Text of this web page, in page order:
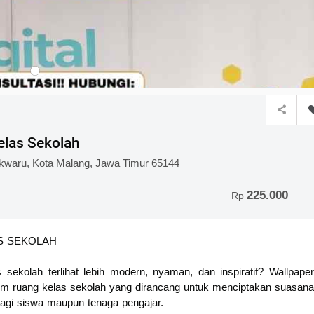
Sekolah
Kota Malang, Jawa Timur 65144
Rp 225.000
SEKOLAH
terlihat lebih modern, nyaman, dan inspiratif? Wallpaper
ruang kelas sekolah yang dirancang untuk menciptakan suasana
siswa maupun tenaga pengajar.